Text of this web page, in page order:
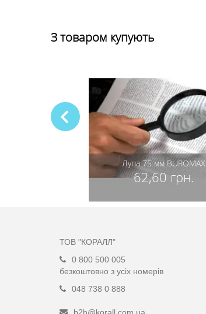
З товаром купують
Лупа 75 мм BUROMAX
62,60 грн.
ТОВ "КОРАЛЛ"
0 800 500 005
безкоштовно з усіх номерів
048 738 0 888